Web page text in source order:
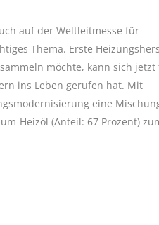
auf der Weltleitmesse für
Thema. Erste
möchte, kann sich
ins Leben gerufen hat. Mit
eine
Heizöl (Anteil: 67 Prozent)